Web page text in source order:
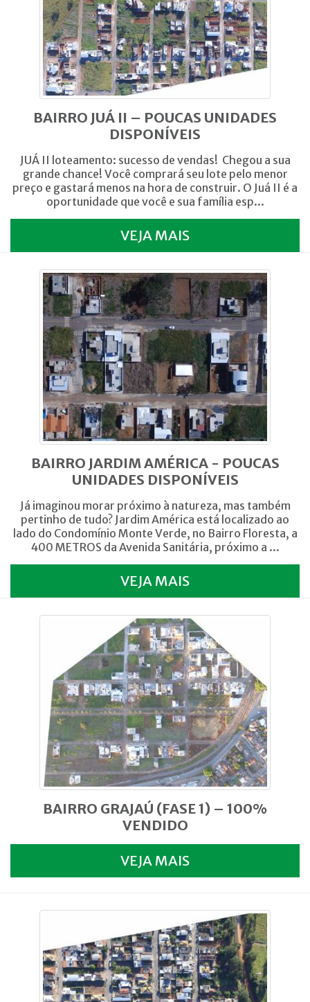
BAIRRO JUÁ II – POUCAS UNIDADES
DISPONÍVEIS
JUÁ II loteamento: sucesso de vendas! Chegou a sua
grande chance! Você comprará seu lote pelo menor
preço e gastará menos na hora de construir. O Juá II é a
oportunidade que você e sua família esp...
VEJA MAIS
BAIRRO JARDIM AMÉRICA - POUCAS
UNIDADES DISPONÍVEIS
Já imaginou morar próximo à natureza, mas também
pertinho de tudo? Jardim América está localizado ao
lado do Condomínio Monte Verde, no Bairro Floresta, a
400 METROS da Avenida Sanitária, próximo a ...
VEJA MAIS
BAIRRO GRAJAÚ (FASE 1) – 100%
VENDIDO
VEJA MAIS